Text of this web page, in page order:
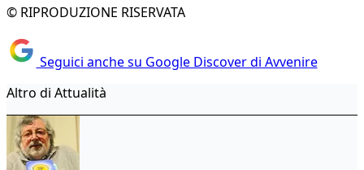
© RIPRODUZIONE RISERVATA
Seguici anche su Google Discover di Avvenire
Altro di Attualità